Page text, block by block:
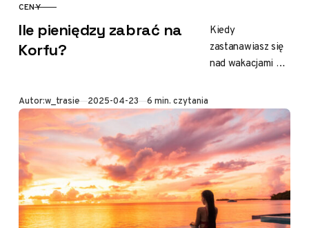
KATEGORIA
CENY
Ile pieniędzy zabrać na
Korfu?
Kiedy
zastanawiasz się
nad wakacjami na
pytań będzie
budżet na
wyprawę. Na tej
greckiej wyspie
można…
Autor:w_trasie Opublikowano
2025-04-23 6 min. czytania